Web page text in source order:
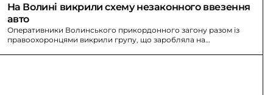
На Волині викрили схему незаконного ввезення
авто
Оперативники Волинського прикордонного загону разом із
правоохоронцями викрили групу, що заробляла на